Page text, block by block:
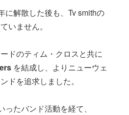
に解散した後も、Tv smithの
いません。
ドのティム・クロスと共に
を結成し、よりニューウェ
ドを追求しました。
ったバンド活動を経て、